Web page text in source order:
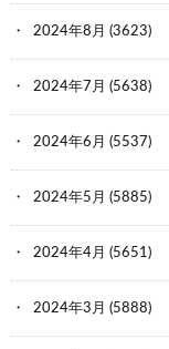
2024年8月 (3623)
2024年7月 (5638)
2024年6月 (5537)
2024年5月 (5885)
2024年4月 (5651)
2024年3月 (5888)